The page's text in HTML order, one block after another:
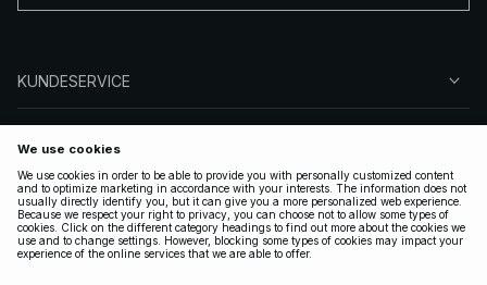
KUNDESERVICE
FØLG OSS
LOVLIG